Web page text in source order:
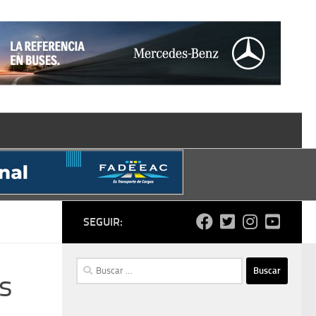
SEGUIR:
Buscar: